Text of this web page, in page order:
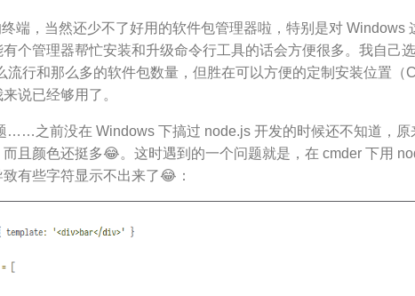
端，当然还少不了好用的软件包管理器啦，特别是对 Windows
个管理器帮忙安装和升级命令行工具的话会方便很多。我自己
流行和那么多的软件包数量，但胜在可以方便的定制安装位置（
说已经够用了。
……之前没在 Windows 下搞过 node.js 开发的时候还不知道，原
且颜色还挺多😂。这时遇到的一个问题就是，在 cmder 下用
有些字符显示不出来了😂：